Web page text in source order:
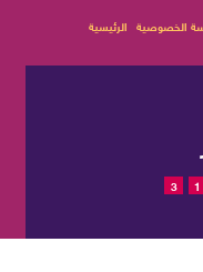
الرئيسية الخصوصية
3 1